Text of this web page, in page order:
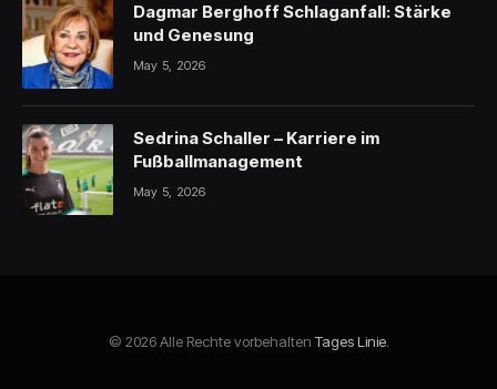
Dagmar Berghoff Schlaganfall: Stärke
und Genesung
May 5, 2026
Sedrina Schaller – Karriere im
Fußballmanagement
May 5, 2026
© 2026 Alle Rechte vorbehalten Tages Linie.